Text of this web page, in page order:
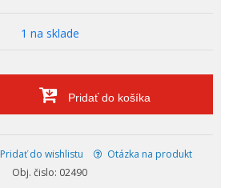
1 na sklade
Pridať do košíka
Pridať do wishlistu
Otázka na produkt
Obj. čislo: 02490